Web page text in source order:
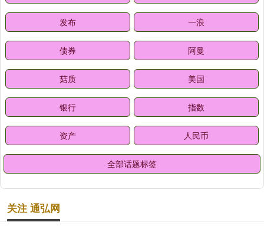
发布 一浪
债券 阿曼
菇质 美国
银行 指数
资产 人民币
全部话题标签
关注 通弘网